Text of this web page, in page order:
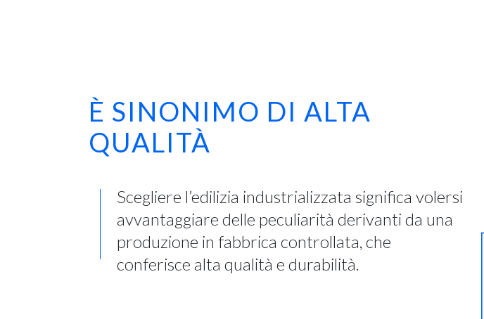
È SINONIMO DI ALTA
QUALITÀ
Scegliere l’edilizia industrializzata significa volersi
avvantaggiare delle peculiarità derivanti da una
produzione in fabbrica controllata, che
conferisce alta qualità e durabilità.